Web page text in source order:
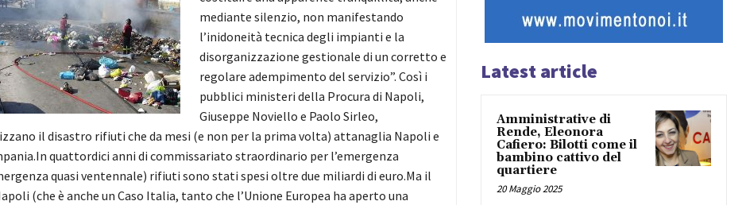
mediante silenzio, non manifestando
l’inidoneità tecnica degli impianti e la
disorganizzazione gestionale di un corretto e
regolare adempimento del servizio”. Così i
pubblici ministeri della Procura di Napoli,
Giuseppe Noviello e Paolo Sirleo,
il disastro rifiuti che da mesi (e non per la prima volta) attanaglia Napoli e
quattordici anni di commissariato straordinario per l’emergenza
quasi ventennale) rifiuti sono stati spesi oltre due miliardi di euro.Ma il
(che è anche un Caso Italia, tanto che l’Unione Europea ha aperto una
Latest article
Amministrative di
Rende, Eleonora
Cafiero: Bilotti come il
bambino cattivo del
quartiere
20 Maggio 2025